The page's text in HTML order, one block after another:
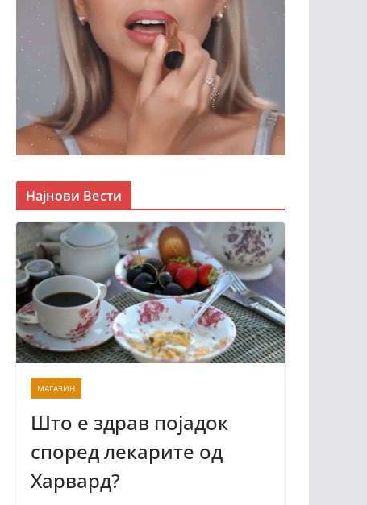
Најнови Вести
МАГАЗИН
Што е здрав појадок
според лекарите од
Харвард?